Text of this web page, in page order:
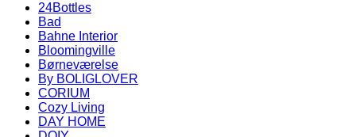
24Bottles
Bad
Bahne Interior
Bloomingville
Børneværelse
By BOLIGLOVER
CORIUM
Cozy Living
DAY HOME